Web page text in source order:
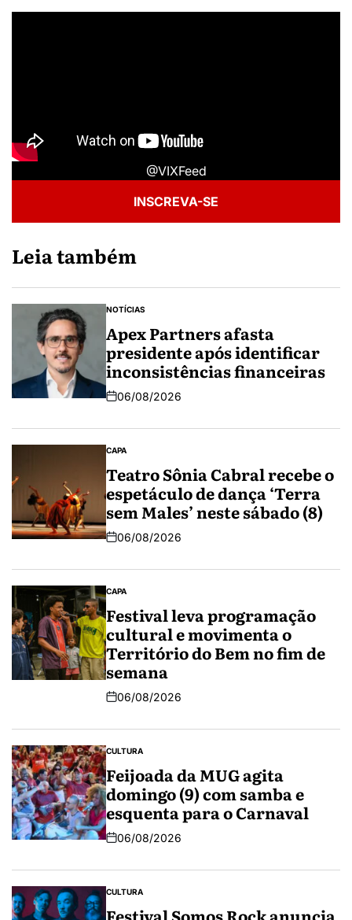
@VIXFeed
INSCREVA-SE
Leia também
NOTÍCIAS
Apex Partners afasta
presidente após identificar
inconsistências financeiras
06/08/2026
CAPA
Teatro Sônia Cabral recebe o
espetáculo de dança ‘Terra
sem Males’ neste sábado (8)
06/08/2026
CAPA
Festival leva programação
cultural e movimenta o
Território do Bem no fim de
semana
06/08/2026
CULTURA
Feijoada da MUG agita
domingo (9) com samba e
esquenta para o Carnaval
06/08/2026
CULTURA
Festival Somos Rock anuncia